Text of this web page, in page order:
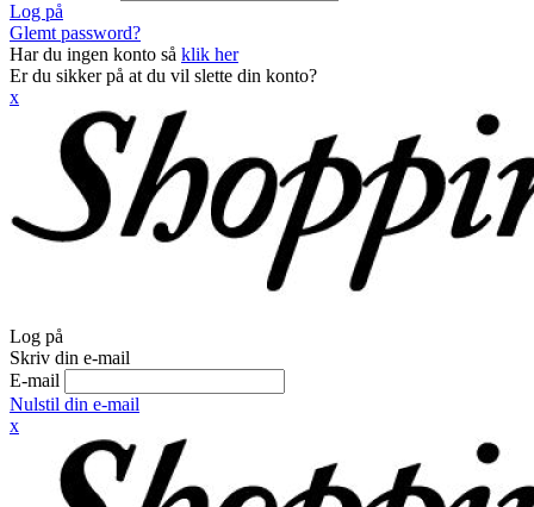
Log på
Glemt password?
Har du ingen konto så klik her
Er du sikker på at du vil slette din konto?
x
Log på
Skriv din e-mail
E-mail
Nulstil din e-mail
x